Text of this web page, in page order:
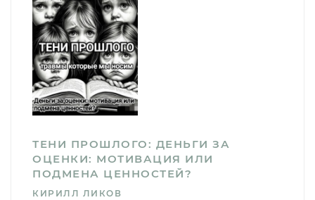
ТЕНИ ПРОШЛОГО: ДЕНЬГИ ЗА
ОЦЕНКИ: МОТИВАЦИЯ ИЛИ
ПОДМЕНА ЦЕННОСТЕЙ?
КИРИЛЛ ЛИКОВ